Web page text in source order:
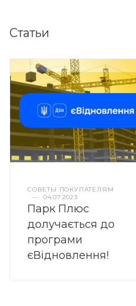
Статьи
СОВЕТЫ ПОКУПАТЕЛЯМ
—
04.07.2023
Парк Плюс
долучається до
програми
єВідновлення!